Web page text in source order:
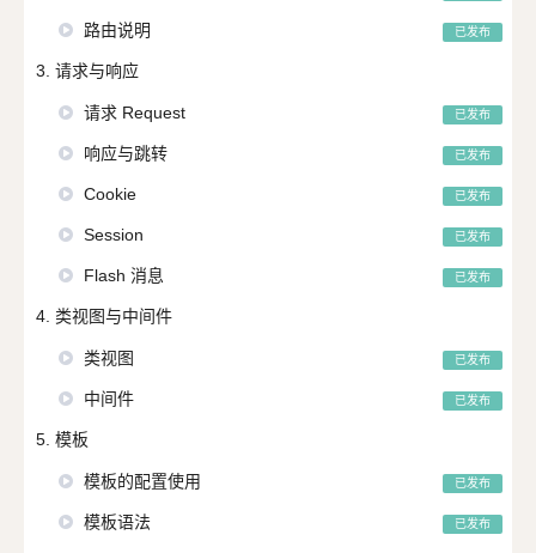
路由说明 已发布
3. 请求与响应
请求 Request 已发布
响应与跳转 已发布
Cookie 已发布
Session 已发布
Flash 消息 已发布
4. 类视图与中间件
类视图 已发布
中间件 已发布
5. 模板
模板的配置使用 已发布
模板语法 已发布